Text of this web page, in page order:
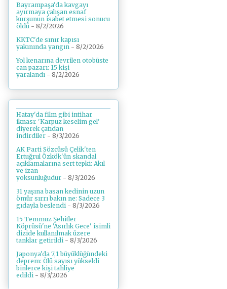
Bayrampaşa'da kavgayı
ayırmaya çalışan esnaf
kurşunun isabet etmesi sonucu
öldü - 8/2/2026
KKTC'de sınır kapısı
yakınında yangın - 8/2/2026
Yol kenarına devrilen otobüste
can pazarı: 15 kişi
yaralandı - 8/2/2026
Hatay'da film gibi intihar
iknası: 'Karpuz keselim gel'
diyerek çatıdan
indirdiler - 8/3/2026
AK Parti Sözcüsü Çelik'ten
Ertuğrul Özkök'ün skandal
açıklamalarına sert tepki: Akıl
ve izan
yoksunluğudur - 8/3/2026
31 yaşına basan kedinin uzun
ömür sırrı bakın ne: Sadece 3
gıdayla beslendi - 8/3/2026
15 Temmuz Şehitler
Köprüsü'ne 'Asırlık Gece' isimli
dizide kullanılmak üzere
tanklar getirildi - 8/3/2026
Japonya'da 7,1 büyüklüğündeki
deprem: Ölü sayısı yükseldi
binlerce kişi tahliye
edildi - 8/3/2026